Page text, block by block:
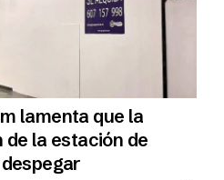
lamenta que la
la estación de